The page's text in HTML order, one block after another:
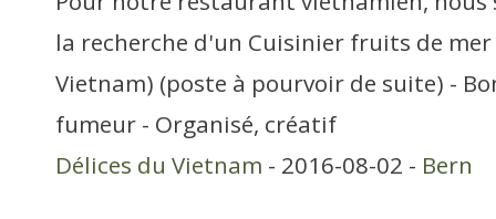
la recherche d'un Cuisinier fruits de
Vietnam) (poste à pourvoir de suite) -
fumeur - Organisé, créatif
Délices du Vietnam - 2016-08-02 - Bern